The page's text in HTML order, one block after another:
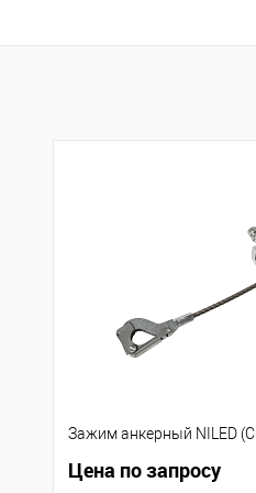
Зажим анкерный NILED
Цена по запросу